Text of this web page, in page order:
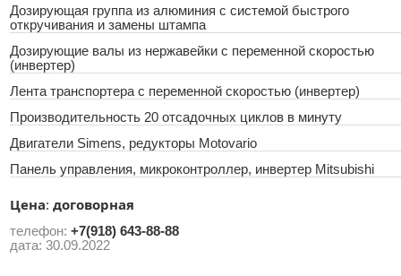
Дозирующая группа из алюминия с системой быстрого
откручивания и замены штампа
Дозирующие валы из нержавейки с переменной скоростью
(инвертер)
Лента транспортера с переменной скоростью (инвертер)
Производительность 20 отсадочных циклов в минуту
Двигатели Simens, редукторы Мotovario
Панель управления, микроконтроллер, инвертер Mitsubishi
Цена: договорная
телефон: +7(918) 643-88-88
дата: 30.09.2022